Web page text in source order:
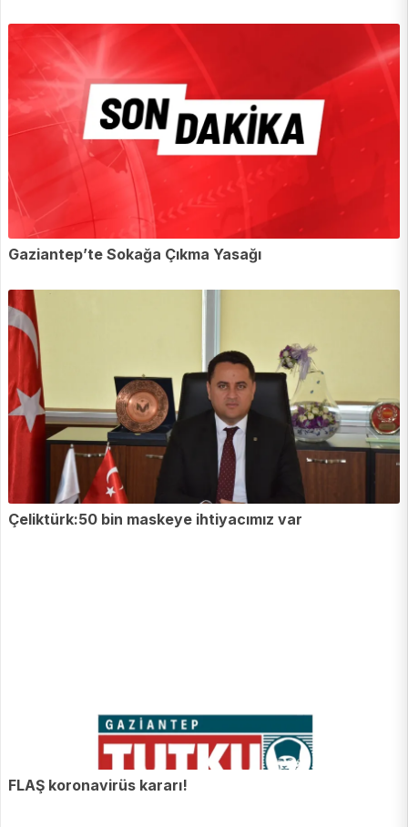
Gaziantep’te Sokağa Çıkma Yasağı
Çeliktürk:50 bin maskeye ihtiyacımız var
FLAŞ koronavirüs kararı!